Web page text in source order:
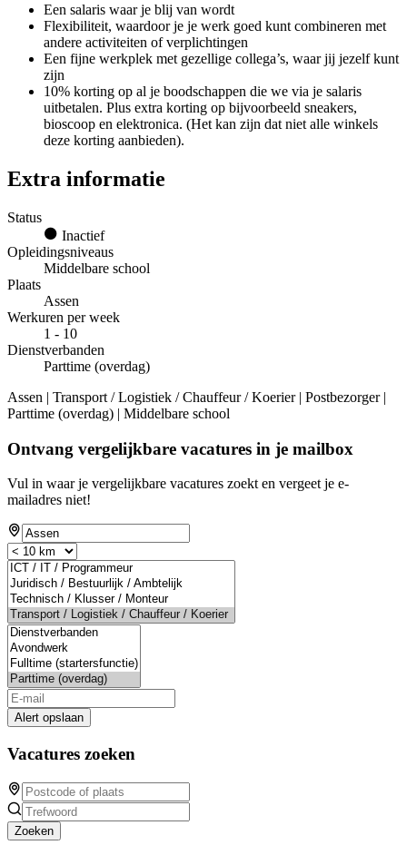
Een salaris waar je blij van wordt
Flexibiliteit, waardoor je je werk goed kunt combineren met
andere activiteiten of verplichtingen
Een fijne werkplek met gezellige collega’s, waar jij jezelf kunt
zijn
10% korting op al je boodschappen die we via je salaris
uitbetalen. Plus extra korting op bijvoorbeeld sneakers,
bioscoop en elektronica. (Het kan zijn dat niet alle winkels
deze korting aanbieden).
Extra informatie
Status
Inactief
Opleidingsniveaus
Middelbare school
Plaats
Assen
Werkuren per week
1 - 10
Dienstverbanden
Parttime (overdag)
Assen | Transport / Logistiek / Chauffeur / Koerier | Postbezorger |
Parttime (overdag) | Middelbare school
Ontvang vergelijkbare vacatures in je mailbox
Vul in waar je vergelijkbare vacatures zoekt en vergeet je e-
mailadres niet!
Alert opslaan
Vacatures zoeken
Zoeken